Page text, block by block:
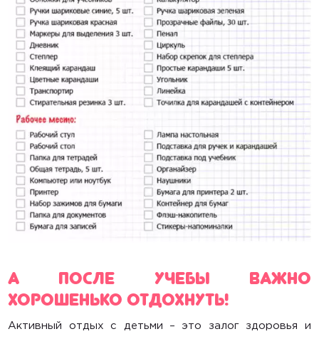
А после учебы важно
хорошенько отдохнуть!
Активный отдых с детьми – это залог здоровья и